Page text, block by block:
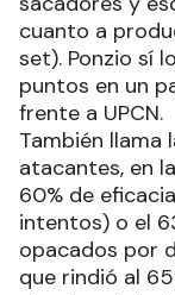
cuanto a
set). Ponzio sí
puntos en un
frente a UPCN.
También llama
atacantes, en
60% de
intentos) o el
opacados por
que rindió al